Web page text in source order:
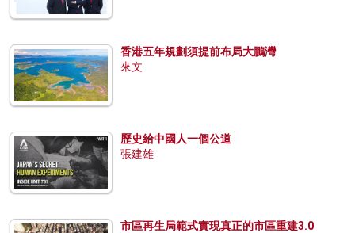
香港五年規劃須提前布局大鵬灣
來文
歷史給中國人一個公道
張建雄
市區再生局範式實現真正的市區重建3.0